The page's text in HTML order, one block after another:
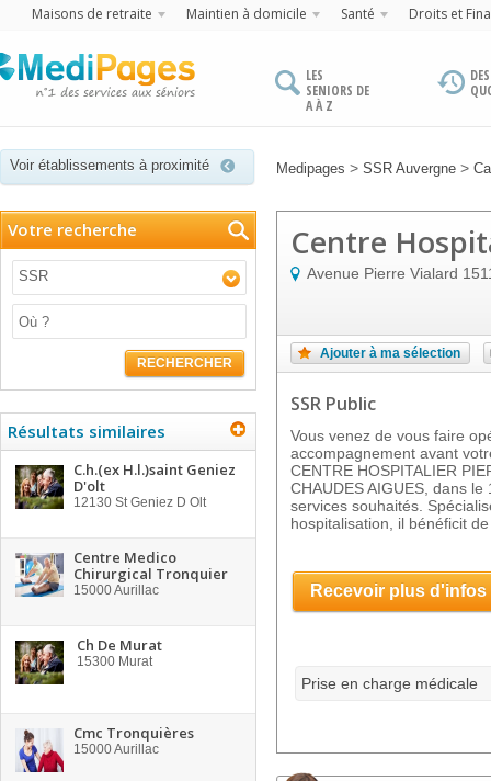
Maisons de retraite Maintien à domicile Santé Droits et
LES
SENIORS DE
A À Z
Voir établissements à proximité Medipages > SSR Auvergne >
Votre recherche
SSR
RECHERCHER
Résultats similaires
C.h.(ex H.l.)saint Geniez
D'olt
12130 St Geniez D Olt
Centre Medico
Chirurgical Tronquier
15000Aurillac
Ch De Murat
15300 Murat
Cmc Tronquières
15000Aurillac
Centre
Avenue Pierre Vialard
Ajouter à ma sélection
SSR Public
Vous venez de vous faire
accompagnement avant
CENTRE HOSPITALIER
CHAUDES AIGUES, dans
services souhaités.
hospitalisation, il bénéficit
Recevoir plus d'infos
Prise en charge médicale